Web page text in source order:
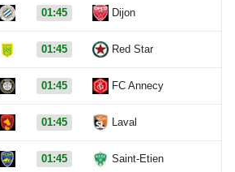
01:45 Dijon
01:45 Red Star
01:45 FC Annecy
01:45 Laval
01:45 Saint-Etien